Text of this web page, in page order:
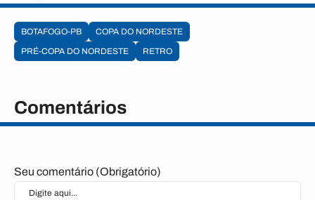
BOTAFOGO-PB
COPA DO NORDESTE
PRÉ-COPA DO NORDESTE
RETRO
Comentários
Seu comentário (Obrigatório)